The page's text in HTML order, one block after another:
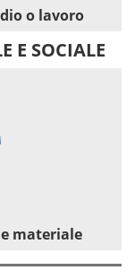
o lavoro
E SOCIALE
materiale